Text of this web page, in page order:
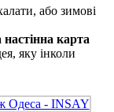
або зимові
настінна карта
яку інколи